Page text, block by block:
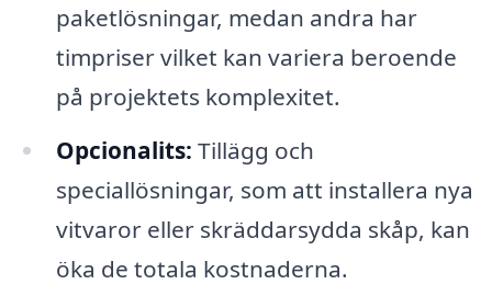
paketlösningar, medan andra har
timpriser vilket kan variera beroende
på projektets komplexitet.
Opcionalits: Tillägg och
speciallösningar, som att installera nya
vitvaror eller skräddarsydda skåp, kan
öka de totala kostnaderna.